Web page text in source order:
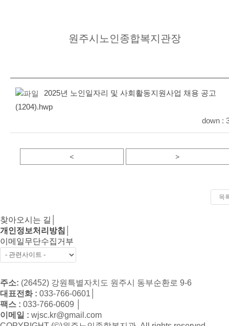
원주시노인종합복지관장
2025년 노인일자리 및 사회활동지원사업 채용 공고
(1204).hwp
down :
< >
목
찾아오시는 길
개인정보처리방침
이메일무단수집거부
주소: (26452) 강원특별자치도 원주시 동부순환로 9-6
대표전화 : 033-766-0601
팩스 : 033-766-0609
이메일 : wjsc.kr@gmail.com